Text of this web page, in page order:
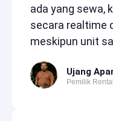
ada yang sewa,
secara realtime
meskipun unit
Ujang
Pemilik